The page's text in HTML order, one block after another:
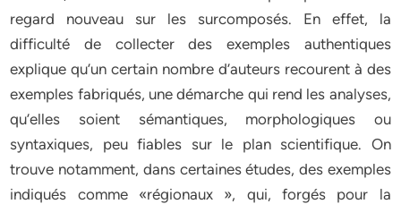
regard nouveau sur les surcomposés. En effet, la
difficulté de collecter des exemples authentiques
explique qu’un certain nombre d’auteurs recourent à des
exemples fabriqués, une démarche qui rend les analyses,
qu’elles soient sémantiques, morphologiques ou
syntaxiques, peu fiables sur le plan scientifique. On
trouve notamment, dans certaines études, des exemples
indiqués comme «régionaux », qui, forgés pour la